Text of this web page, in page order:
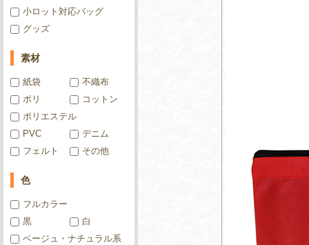
小ロット対応バッグ
グッズ
素材
紙袋
不織布
ポリ
コットン
ポリエステル
PVC
デニム
フェルト
その他
色
フルカラー
黒
白
ベージュ・ナチュラル系